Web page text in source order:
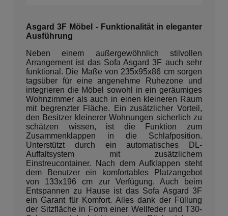
Asgard 3F Möbel - Funktionalität in eleganter
Ausführung
Neben einem außergewöhnlich stilvollen
Arrangement ist das Sofa Asgard 3F auch sehr
funktional. Die Maße von 235x95x86 cm sorgen
tagsüber für eine angenehme Ruhezone und
integrieren die Möbel sowohl in ein geräumiges
Wohnzimmer als auch in einen kleineren Raum
mit begrenzter Fläche. Ein zusätzlicher Vorteil,
den Besitzer kleinerer Wohnungen sicherlich zu
schätzen wissen, ist die Funktion zum
Zusammenklappen in die Schlafposition.
Unterstützt durch ein automatisches DL-
Auffaltsystem mit zusätzlichem
Einstreucontainer. Nach dem Aufklappen steht
dem Benutzer ein komfortables Platzangebot
von 133x196 cm zur Verfügung. Auch beim
Entspannen zu Hause ist das Sofa Asgard 3F
ein Garant für Komfort. Alles dank der Füllung
der Sitzfläche in Form einer Wellfeder und T30-